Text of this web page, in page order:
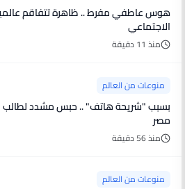
هوس عاطفي مفرط .. ظاهرة
الاجتماعي
منذ 11 دقيقة
منوعات من العالم
مصر
منذ 56 دقيقة
منوعات من العالم